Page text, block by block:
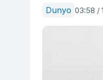
Dunyo 03:58 /